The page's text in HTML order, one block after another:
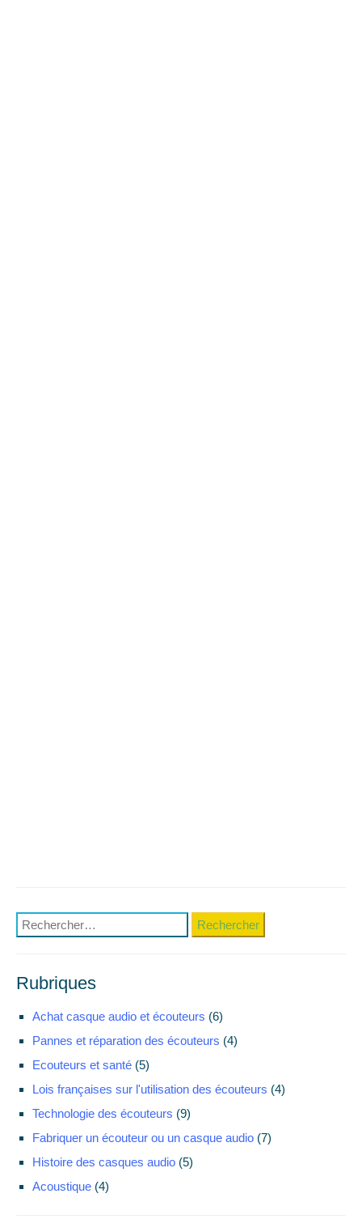
Rechercher :
Rubriques
Achat casque audio et écouteurs (6)
Pannes et réparation des écouteurs (4)
Ecouteurs et santé (5)
Lois françaises sur l'utilisation des écouteurs (4)
Technologie des écouteurs (9)
Fabriquer un écouteur ou un casque audio (7)
Histoire des casques audio (5)
Acoustique (4)